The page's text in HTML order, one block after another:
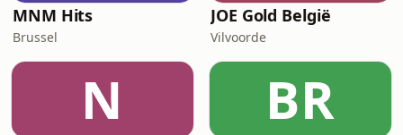
MNM Hits
Brussel
JOE Gold België
Vilvoorde
N BR